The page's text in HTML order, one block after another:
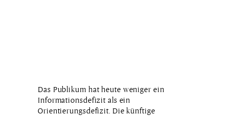
Das Publikum hat heute weniger ein
Informationsdefizit als ein
Orientierungsdefizit. Die künftige